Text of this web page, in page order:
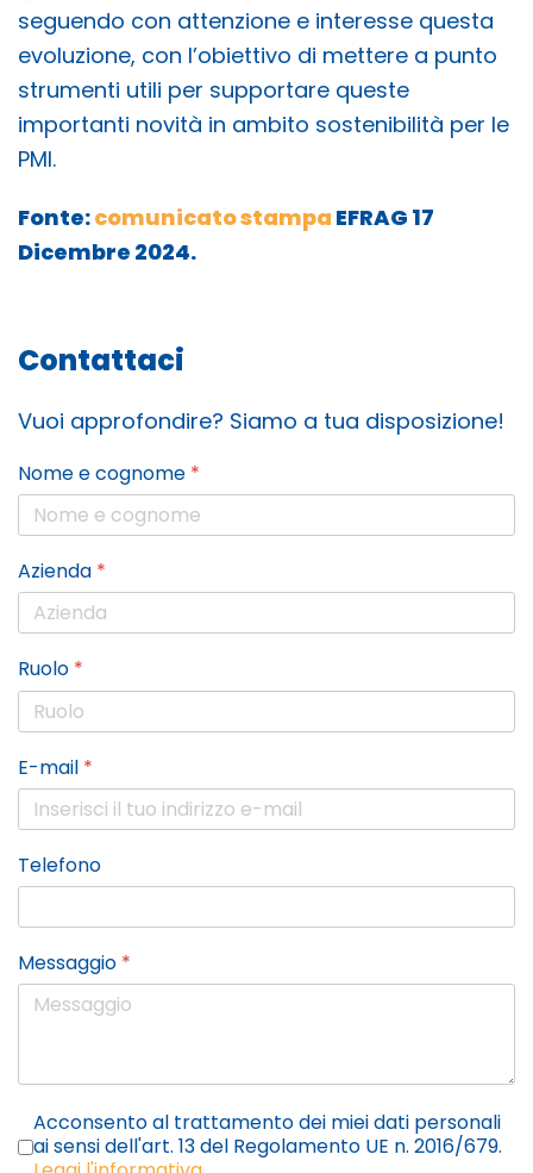
seguendo con attenzione e interesse questa
evoluzione, con l’obiettivo di mettere a punto
strumenti utili per supportare queste
importanti novità in ambito sostenibilità per le
PMI.
Fonte:comunicato stampa EFRAG 17
Dicembre 2024.
Contattaci
Vuoi approfondire? Siamo a tua disposizione!
Nome e cognome *
Azienda *
Ruolo *
E-mail *
Telefono
Messaggio *
Privacy*
Acconsento al trattamento dei miei dati personali
ai sensi dell'art. 13 del Regolamento UE n. 2016/679.